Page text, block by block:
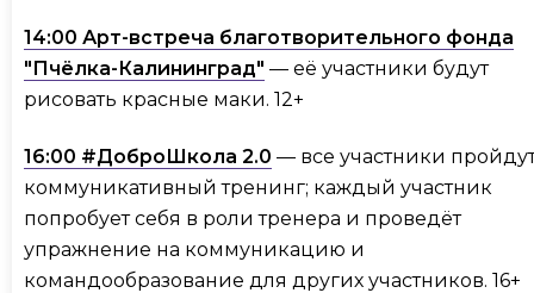
14:00 Арт-встреча благотворительного фонда
"Пчёлка-Калининград" — её участники будут
рисовать красные маки. 12+
16:00 #ДоброШкола 2.0 — все участники
коммуникативный тренинг; каждый участник
попробует себя в роли тренера и проведёт
упражнение на коммуникацию и
командообразование для других участников. 16+